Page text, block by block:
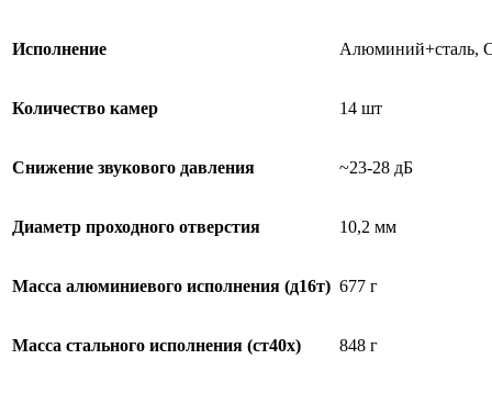
Исполнение Алюминий+сталь,
Количество камер 14 шт
Снижение звукового давления ~23-28 дБ
Диаметр проходного отверстия 10,2 мм
Масса алюминиевого исполнения (д16т) 677 г
Масса стального исполнения (ст40х) 848 г